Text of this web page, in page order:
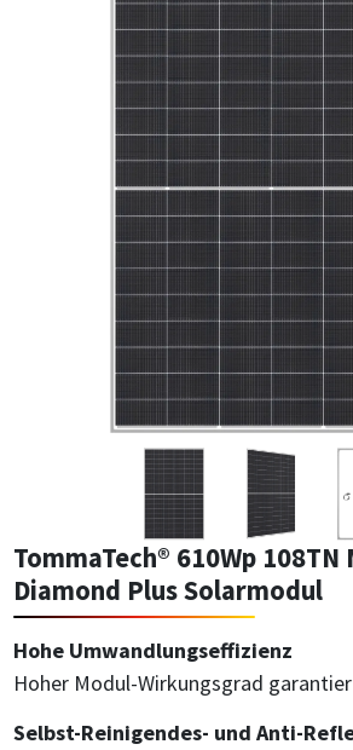
TommaTech® 610Wp 108TN
Diamond Plus Solarmodul
Hohe Umwandlungseffizienz
Hoher Modul-Wirkungsgrad
Selbst-Reinigendes- und Anti-